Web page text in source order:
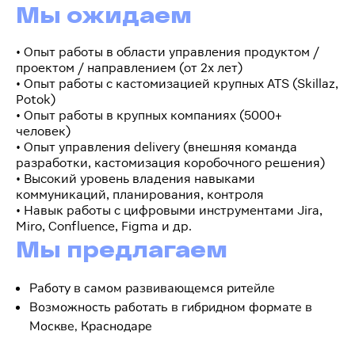
Мы ожидаем
• Опыт работы в области управления продуктом /
проектом / направлением (от 2х лет)
• Опыт работы с кастомизацией крупных ATS (Skillaz,
Potok)
• Опыт работы в крупных компаниях (5000+
человек)
• Опыт управления delivery (внешняя команда
разработки, кастомизация коробочного решения)
• Высокий уровень владения навыками
коммуникаций, планирования, контроля
• Навык работы с цифровыми инструментами Jira,
Miro, Confluence, Figma и др.
Мы предлагаем
Работу в самом развивающемся ритейле
Возможность работать в гибридном формате в
Москве, Краснодаре